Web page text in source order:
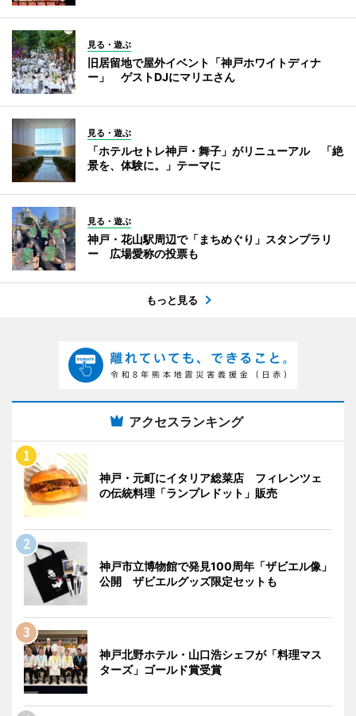
見る・遊ぶ
旧居留地で屋外イベント「神戸ホワイトディナ
ー」 ゲストDJにマリエさん
見る・遊ぶ
「ホテルセトレ神戸・舞子」がリニューアル 「絶
景を、体験に。」テーマに
見る・遊ぶ
神戸・花山駅周辺で「まちめぐり」スタンプラリ
ー 広場愛称の投票も
もっと見る
アクセスランキング
神戸・元町にイタリア総菜店 フィレンツェ
の伝統料理「ランプレドット」販売
神戸市立博物館で発見100周年「ザビエル像」
公開 ザビエルグッズ限定セットも
神戸北野ホテル・山口浩シェフが「料理マス
ターズ」ゴールド賞受賞